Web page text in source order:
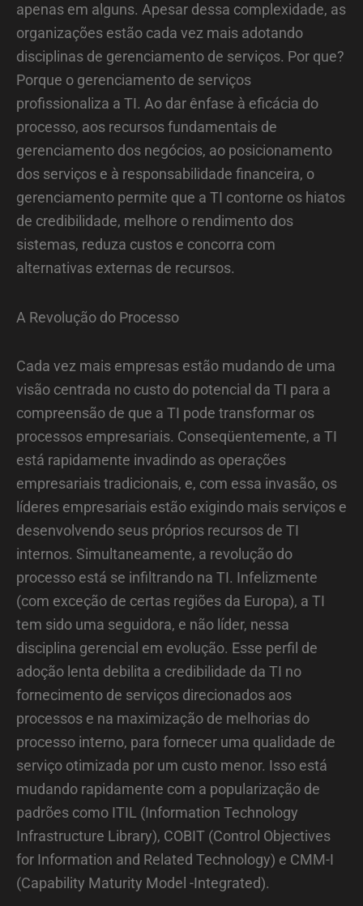
apenas em alguns. Apesar dessa complexidade, as
organizações estão cada vez mais adotando
disciplinas de gerenciamento de serviços. Por que?
Porque o gerenciamento de serviços
profissionaliza a TI. Ao dar ênfase à eficácia do
processo, aos recursos fundamentais de
gerenciamento dos negócios, ao posicionamento
dos serviços e à responsabilidade financeira, o
gerenciamento permite que a TI contorne os hiatos
de credibilidade, melhore o rendimento dos
sistemas, reduza custos e concorra com
alternativas externas de recursos.
A Revolução do Processo
Cada vez mais empresas estão mudando de uma
visão centrada no custo do potencial da TI para a
compreensão de que a TI pode transformar os
processos empresariais. Conseqüentemente, a TI
está rapidamente invadindo as operações
empresariais tradicionais, e, com essa invasão, os
líderes empresariais estão exigindo mais serviços e
desenvolvendo seus próprios recursos de TI
internos. Simultaneamente, a revolução do
processo está se infiltrando na TI. Infelizmente
(com exceção de certas regiões da Europa), a TI
tem sido uma seguidora, e não líder, nessa
disciplina gerencial em evolução. Esse perfil de
adoção lenta debilita a credibilidade da TI no
fornecimento de serviços direcionados aos
processos e na maximização de melhorias do
processo interno, para fornecer uma qualidade de
serviço otimizada por um custo menor. Isso está
mudando rapidamente com a popularização de
padrões como ITIL (Information Technology
Infrastructure Library), COBIT (Control Objectives
for Information and Related Technology) e CMM-I
(Capability Maturity Model -Integrated).